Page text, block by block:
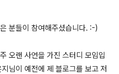
분들이 참여해주셨습니다. :-)
오랜 사연을 가진 스터디 모임입
님이 예전에 제 블로그를 보고 저